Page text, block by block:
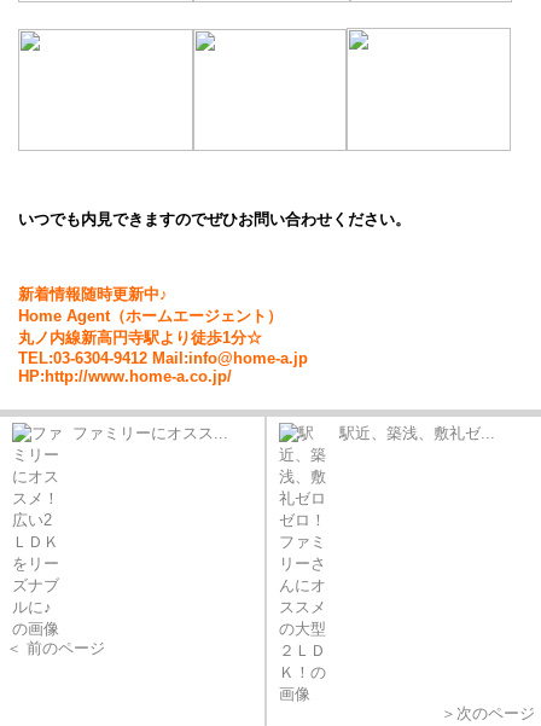
いつでも内見できますのでぜひお問い合わせください。
新着情報随時更新中♪
Home Agent（ホームエージェント）
丸ノ内線新高円寺駅より徒歩1分☆
TEL:03-6304-9412 Mail:info@home-a.jp
HP:http://www.home-a.co.jp/
ファミリーにオスス...
＜ 前のページ
駅近、築浅、敷礼ゼ...
＞次のページ